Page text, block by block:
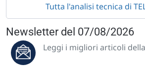
Tutta l'analisi tecnica di
Newsletter del 07/08/2026
Leggi i migliori articoli